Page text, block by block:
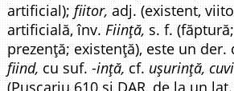
artificial); fiitor, adj. (existent,
artificială, înv. Ființă, s. f.
prezență; existență), este un der.
fiind, cu suf. -ință, cf. ușurință,
(Pușcariu 610 și DAR, de la un